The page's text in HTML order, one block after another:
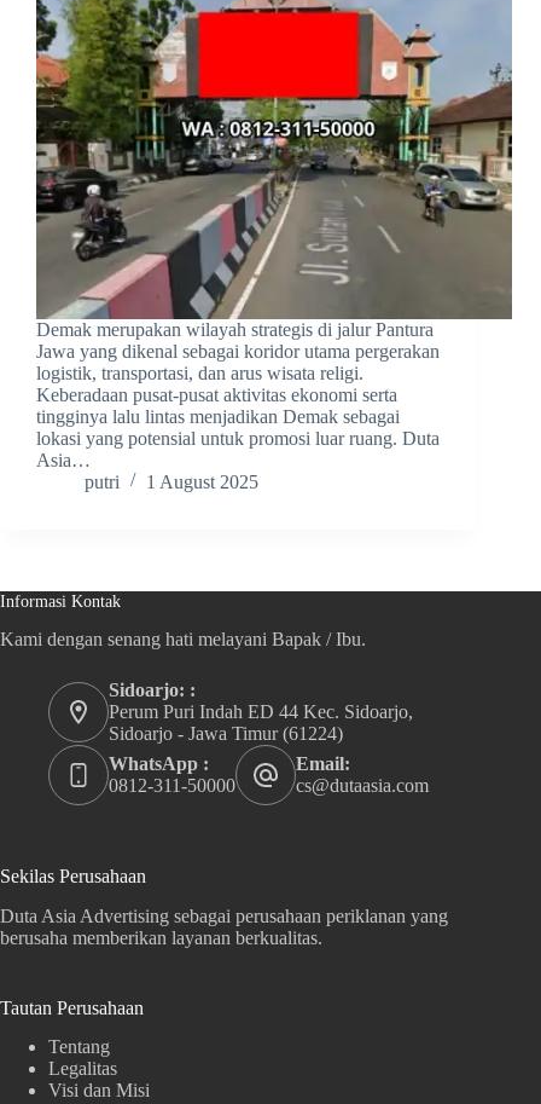
Demak merupakan wilayah strategis di jalur Pantura
Jawa yang dikenal sebagai koridor utama pergerakan
logistik, transportasi, dan arus wisata religi.
Keberadaan pusat-pusat aktivitas ekonomi serta
tingginya lalu lintas menjadikan Demak sebagai
lokasi yang potensial untuk promosi luar ruang. Duta
Asia…
putri
1 August 2025
Informasi Kontak
Kami dengan senang hati melayani Bapak / Ibu.
Sidoarjo: :
Perum Puri Indah ED 44 Kec. Sidoarjo,
Sidoarjo - Jawa Timur (61224)
WhatsApp :
0812-311-50000
Email:
cs@dutaasia.com
Sekilas Perusahaan
Duta Asia Advertising sebagai perusahaan periklanan yang
berusaha memberikan layanan berkualitas.
Tautan Perusahaan
Tentang
Legalitas
Visi dan Misi